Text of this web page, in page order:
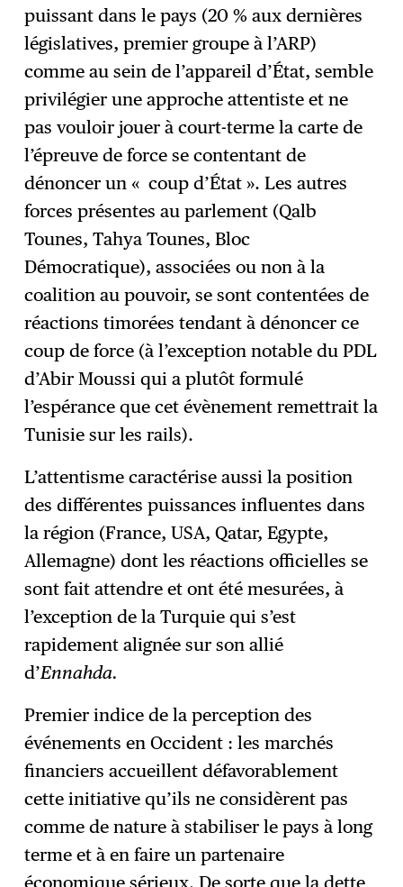
puissant dans le pays (20 % aux dernières
législatives, premier groupe à l’ARP)
comme au sein de l’appareil d’État, semble
privilégier une approche attentiste et ne
pas vouloir jouer à court-terme la carte de
l’épreuve de force se contentant de
dénoncer un « coup d’État ». Les autres
forces présentes au parlement (Qalb
Tounes, Tahya Tounes, Bloc
Démocratique), associées ou non à la
coalition au pouvoir, se sont contentées de
réactions timorées tendant à dénoncer ce
coup de force (à l’exception notable du PDL
d’Abir Moussi qui a plutôt formulé
l’espérance que cet évènement remettrait la
Tunisie sur les rails).
L’attentisme caractérise aussi la position
des différentes puissances influentes dans
la région (France, USA, Qatar, Egypte,
Allemagne) dont les réactions officielles se
sont fait attendre et ont été mesurées, à
l’exception de la Turquie qui s’est
rapidement alignée sur son allié
d’Ennahda.
Premier indice de la perception des
événements en Occident : les marchés
financiers accueillent défavorablement
cette initiative qu’ils ne considèrent pas
comme de nature à stabiliser le pays à long
terme et à en faire un partenaire
économique sérieux. De sorte que la dette